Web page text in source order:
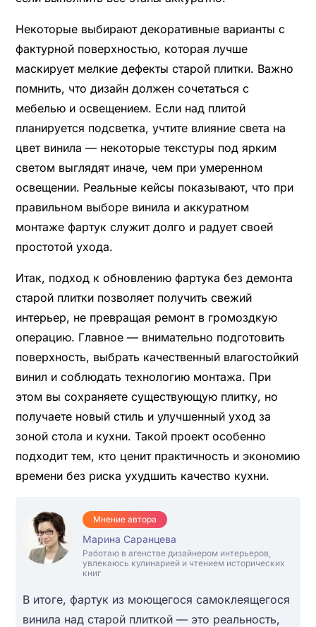
Некоторые выбирают декоративные варианты с
фактурной поверхностью, которая лучше
маскирует мелкие дефекты старой плитки. Важно
помнить, что дизайн должен сочетаться с
мебелью и освещением. Если над плитой
планируется подсветка, учтите влияние света на
цвет винила — некоторые текстуры под ярким
светом выглядят иначе, чем при умеренном
освещении. Реальные кейсы показывают, что при
правильном выборе винила и аккуратном
монтаже фартук служит долго и радует своей
простотой ухода.
Итак, подход к обновлению фартука без демонта
старой плитки позволяет получить свежий
интерьер, не превращая ремонт в громоздкую
операцию. Главное — внимательно подготовить
поверхность, выбрать качественный влагостойкий
винил и соблюдать технологию монтажа. При
этом вы сохраняете существующую плитку, но
получаете новый стиль и улучшенный уход за
зоной стола и кухни. Такой проект особенно
подходит тем, кто ценит практичность и экономию
времени без риска ухудшить качество кухни.
Мнение автора
Марина Саранцева
Работаю в агенстве дизайнером интерьеров,
увлекаюсь кулинарией и чтением исторических
книг
В итоге, фартук из моющегося самоклеящегося
винила над старой плиткой — это реальность,